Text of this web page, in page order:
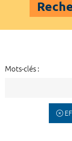
Mots-clés :